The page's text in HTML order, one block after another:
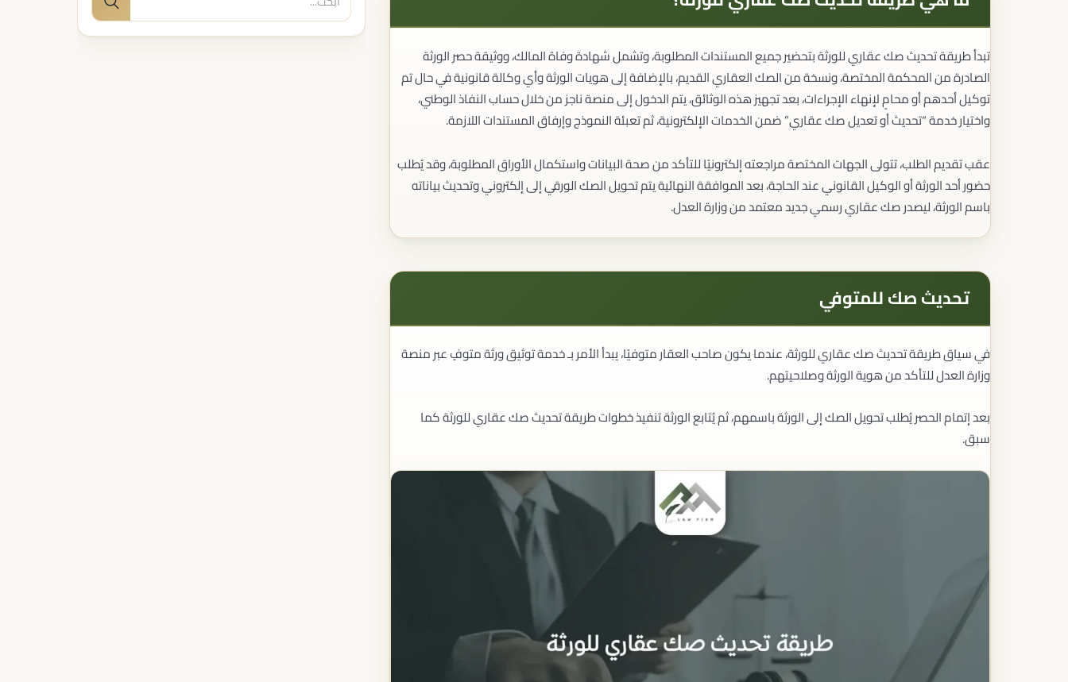
إثبات النسب
التركات والمواريث
قسمة التركات
تنفيذ الوصايا
إدارة التركات
الإقامة وشؤون المقيمين
الإقامة المميزة
إقامة العمل
إقامة الموهوبين
إقامة رواد الأعمال
الاستشارات للشركات
الاستشارات للأفراد
التوثيق القانوني
توثيق الإقرارات
توثيق الوكالات
خدمات كاتب العدل
الخدمات الإنهائية
إنهاء معاملات الجهات القضائية
متابعة المعاملات
الفصل وإنهاء الخدمة
تمثيل أصحاب العمل والموظفين
عقود الأندية
الحوكمة الرياضية
استشارات المحتوى المحلي
إعداد السياسات والتقارير
تبدأ طريقة تحديث صك عقاري للورثة بتحضير جميع المستندات المطلوبة، وتشمل شهادة وفاة المالك، ووثيقة حصر الورثة
الصادرة من المحكمة المختصة، ونسخة من الصك العقاري القديم، بالإضافة إلى هويات الورثة وأي وكالة قانونية في حال تم
توكيل أحدهم أو محامٍ لإنهاء الإجراءات، بعد تجهيز هذه الوثائق، يتم الدخول إلى منصة ناجز من خلال حساب النفاذ الوطني،
واختيار خدمة “تحديث أو تعديل صك عقاري” ضمن الخدمات الإلكترونية، ثم تعبئة النموذج وإرفاق المستندات اللازمة.
عقب تقديم الطلب، تتولى الجهات المختصة مراجعته إلكترونيًا للتأكد من صحة البيانات واستكمال الأوراق المطلوبة، وقد يُطلب
حضور أحد الورثة أو الوكيل القانوني عند الحاجة، بعد الموافقة النهائية يتم تحويل الصك الورقي إلى إلكتروني وتحديث بياناته
باسم الورثة، ليصدر صك عقاري رسمي جديد معتمد من وزارة العدل.
تحديث صك للمتوفي
في سياق طريقة تحديث صك عقاري للورثة، عندما يكون صاحب العقار متوفيًا، يبدأ الأمر بـ خدمة توثيق ورثة متوفٍ عبر منصة
وزارة العدل للتأكد من هوية الورثة وصلاحيتهم.
بعد إتمام الحصر يُطلب تحويل الصك إلى الورثة باسمهم، ثم يُتابع الورثة تنفيذ خطوات طريقة تحديث صك عقاري للورثة كما
سبق.
عن:
بحث